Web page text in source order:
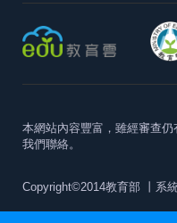
本網站內容豐富，雖經審查仍
我們聯絡。
Copyright©2014教育部 丨系